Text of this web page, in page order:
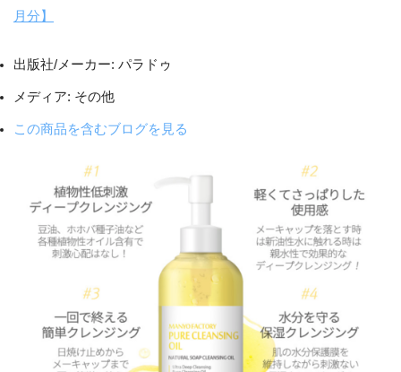
月分】
出版社/メーカー: パラドゥ
メディア: その他
この商品を含むブログを見る